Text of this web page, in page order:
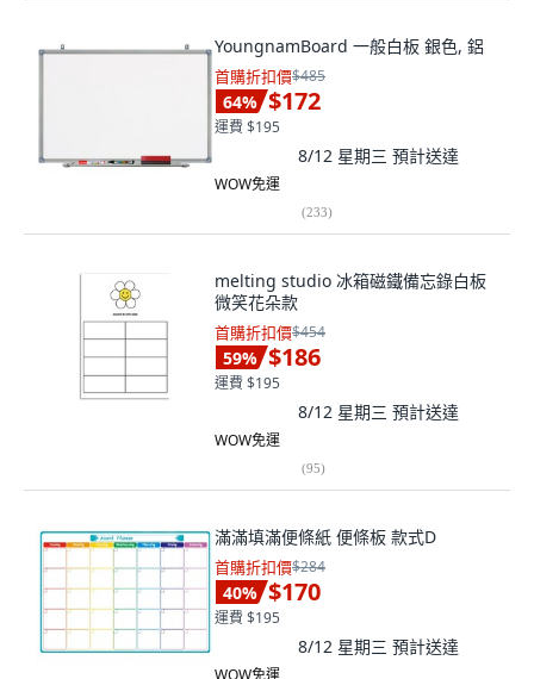
YoungnamBoard 一般白板 銀色, 鋁
首購折扣價$485
64% $172
運費 $195
8/12 星期三 預計送達
WOW免運
(233)
melting studio 冰箱磁鐵備忘錄白板
微笑花朵款
首購折扣價$454
59% $186
運費 $195
8/12 星期三 預計送達
WOW免運
(95)
滿滿填滿便條紙 便條板 款式D
首購折扣價$284
40% $170
運費 $195
8/12 星期三 預計送達
WOW免運